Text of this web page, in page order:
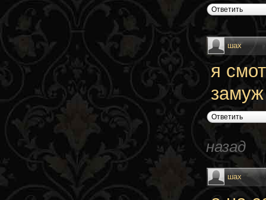
Ответить
шах
я
Ответить
назад
шах